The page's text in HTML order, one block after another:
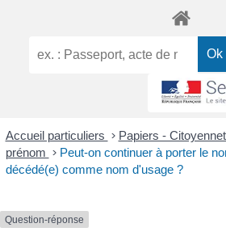
Accueil particuliers > Papiers -
prénom > Peut-on continuer à porter le
décédé(e) comme nom d'usage ?
Question-réponse